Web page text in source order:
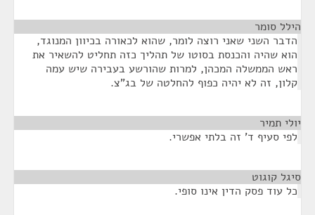
הילל סומר
הדבר השני שאני רוצה לומר, שהוא לכאורה בכיוון המנוגד,
הוא שהיה והכנסת בסוטו של תהליך כזה תחליט להשאיר את
ראש הממשלה המכהן, למרות שהורשע בעבירה שיש עמה
קלון, זה לא יהיה כפוף להחלטה של בג"צ.
יולי תמיר
לפי סעיף ד' זה בלתי אפשרי.
סיגל קוגוט
כל עוד פסק הדין אינו סופי.